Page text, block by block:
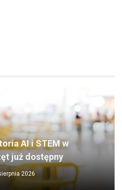
AI i STEM w
już dostępny
2026